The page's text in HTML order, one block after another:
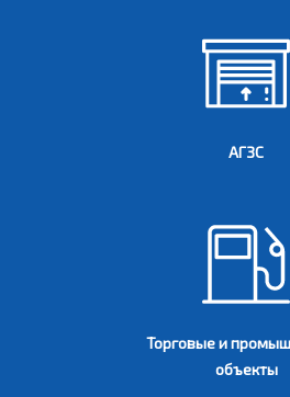
АГЗС
Торговые и
объекты